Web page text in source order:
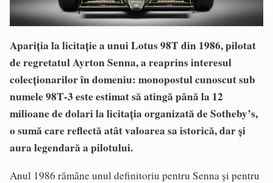
Apariția la licitație a unui Lotus 98T din 1986, pilotat
de regretatul Ayrton Senna, a reaprins interesul
colecționarilor în domeniu: monopostul cunoscut sub
numele 98T‑3 este estimat să atingă până la 12
milioane de dolari la licitația organizată de Sotheby’s,
o sumă care reflectă atât valoarea sa istorică, dar și
aura legendară a pilotului.
Anul 1986 rămâne unul definitoriu pentru Senna și pentru